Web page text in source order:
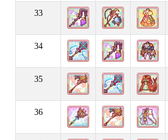
33
34
35
36